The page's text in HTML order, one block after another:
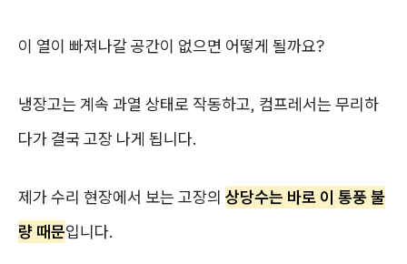
이 열이 빠져나갈 공간이 없으면 어떻게 될까요?
냉장고는 계속 과열 상태로 작동하고, 컴프레서는 무리하
다가 결국 고장 나게 됩니다.
제가 수리 현장에서 보는 고장의 상당수는 바로 이 통풍 불
량 때문입니다.